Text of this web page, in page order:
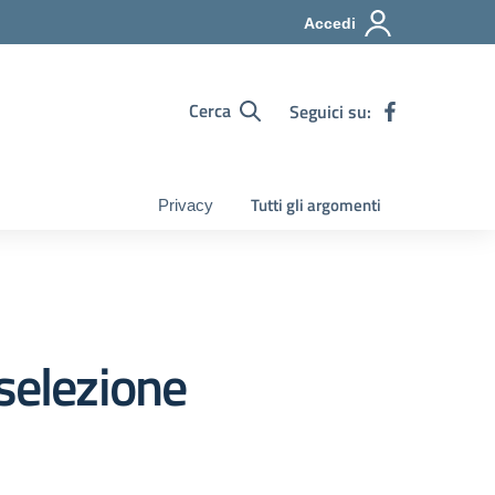
Accedi
Cerca Seguici su:
Privacy Tutti gli argomenti